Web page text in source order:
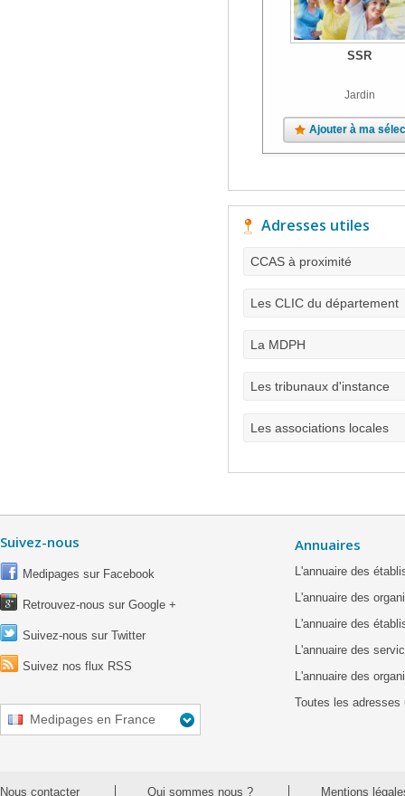
SSR
Jardin
Ajouter à ma
Adresses utiles
CCAS à proximité
Les CLIC du département
La MDPH
Les tribunaux d'instance
Les associations locales
Suivez-nous
Medipages sur Facebook
Retrouvez-nous sur Google +
Suivez-nous sur Twitter
Suivez nos flux RSS
Medipages en France
Annuaires
L'annuaire des
L'annuaire des
L'annuaire des
L'annuaire des
L'annuaire des
Toutes les adresses
Nous contacter Qui sommes nous ? Mentions